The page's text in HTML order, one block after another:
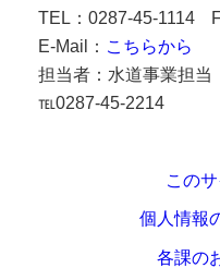
TEL：0287-45-1114
E-Mail： こちらから
担当者： 水道事業担当
℡0287-45-2214
この
個人情報
各課の